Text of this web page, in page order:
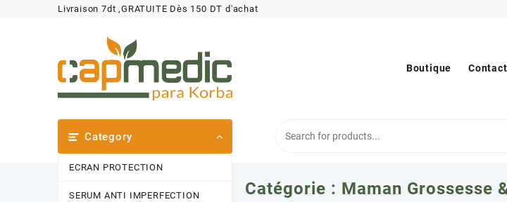
Livraison 7dt ,GRATUITE Dès 150 DT d'achat
Boutique
Category
ECRAN PROTECTION
SERUM ANTI IMPERFECTION Catégorie : Maman Grossesse